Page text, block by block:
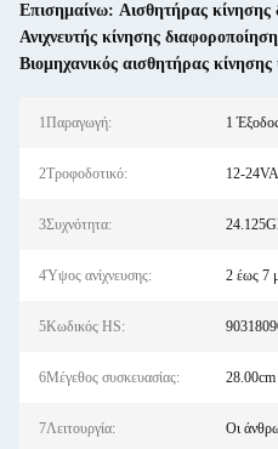
Επισημαίνω: Αισθητήρας κίνησης
Ανιχνευτής κίνησης
Βιομηχανικός αισθητήρας
1Παραγωγή: 1
2Τροφοδοτικό: 12-
3Συχνότητα:
4Ύψος ανίχνευσης: 2 έως 7
5Κωδικός HS:
6Μέγεθος συσκευασίας:
7Λειτουργία: Οι